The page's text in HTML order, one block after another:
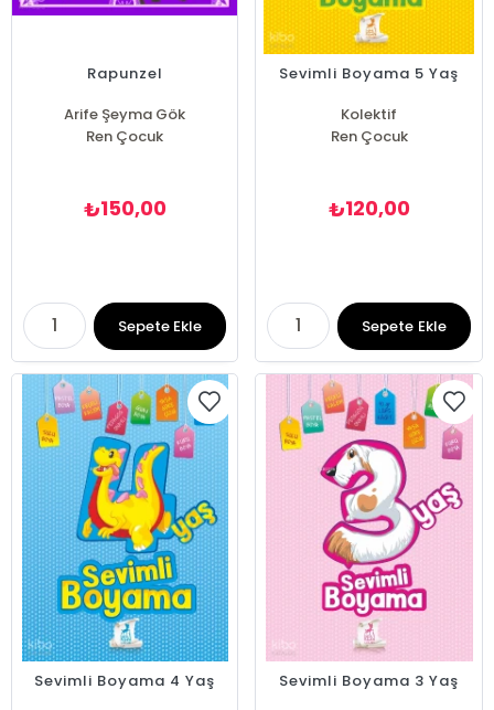
Rapunzel
Arife Şeyma Gök
Ren Çocuk
₺150,00
Sepete Ekle
Sevimli Boyama 5 Yaş
Kolektif
Ren Çocuk
₺120,00
Sepete Ekle
Sevimli Boyama 4 Yaş
Sevimli Boyama 3 Yaş